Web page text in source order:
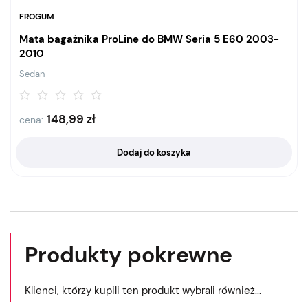
FROGUM
Mata bagażnika ProLine do BMW Seria 5 E60 2003-
2010
Sedan
cena: 148,99 zł
Dodaj do koszyka
Produkty pokrewne
Klienci, którzy kupili ten produkt wybrali również...